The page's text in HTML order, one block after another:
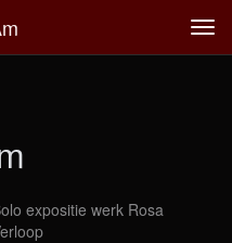
expositie werk Rosa